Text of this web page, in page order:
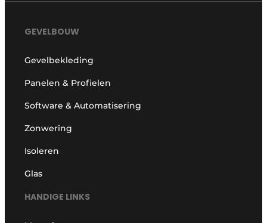
GEVELBOUW
Gevelbekleding
Panelen & Profielen
Software & Automatisering
Zonwering
Isoleren
Glas
HANDIGE LINKS